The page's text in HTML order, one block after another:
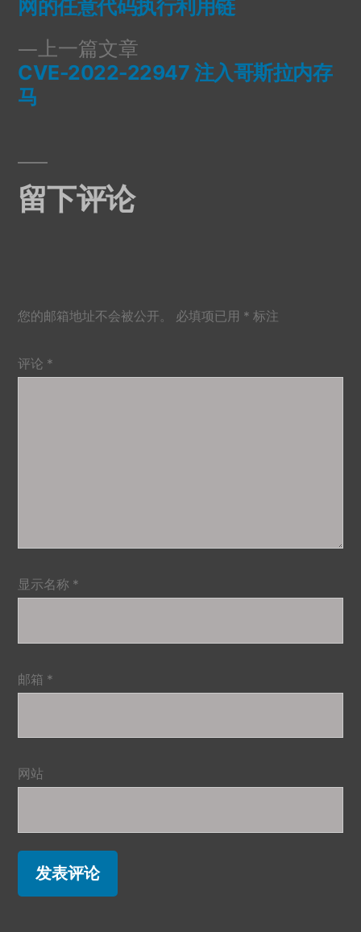
导
航
上一篇文章
一
CVE-2022-22947 注入哥斯拉内存
马
网的任意代码执行利用链
留下评论
您的邮箱地址不会被公开。 必填项已用 * 标注
评论 *
显示名称 *
邮箱 *
网站